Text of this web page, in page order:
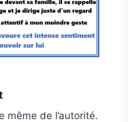
même de l’autorité.